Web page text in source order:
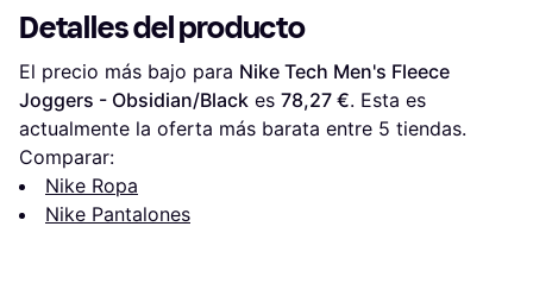
Detalles del producto
El precio más bajo para Nike Tech Men's Fleece
Joggers - Obsidian/Black es 78,27 €. Esta es
actualmente la oferta más barata entre 5 tiendas.
Comparar:
Nike Ropa
Nike Pantalones